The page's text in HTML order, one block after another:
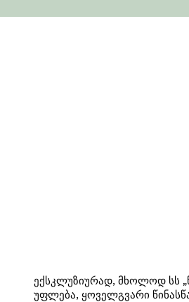
ექსკლუზიურად, მხოლოდ სს
უფლება, ყოველგვარი